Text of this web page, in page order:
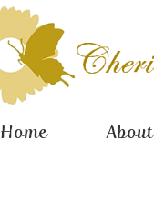
Home About